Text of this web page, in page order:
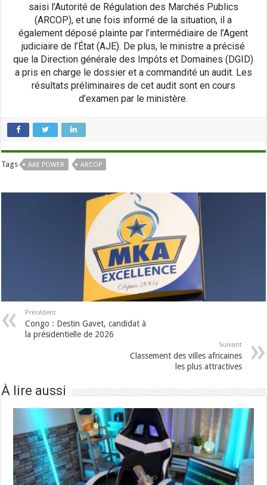
saisi l’Autorité de Régulation des Marchés Publics
(ARCOP), et une fois informé de la situation, il a
également déposé plainte par l’intermédiaire de l’Agent
judiciaire de l’État (AJE). De plus, le ministre a précisé
que la Direction générale des Impôts et Domaines (DGID)
a pris en charge le dossier et a commandité un audit. Les
résultats préliminaires de cet audit sont en cours
d’examen par le ministère.
Tags AAE POWER ARCOP
Précédent
Congo : Destin Gavet, candidat à
la présidentielle de 2026
Suivant
Classement des villes africaines
les plus attractives
À lire aussi